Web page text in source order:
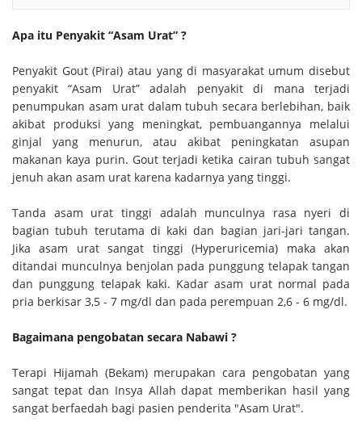
Apa itu Penyakit “Asam Urat” ?
Penyakit Gout (Pirai) atau yang di masyarakat umum disebut
penyakit “Asam Urat” adalah penyakit di mana terjadi
penumpukan asam urat dalam tubuh secara berlebihan, baik
akibat produksi yang meningkat, pembuangannya melalui
ginjal yang menurun, atau akibat peningkatan asupan
makanan kaya purin. Gout terjadi ketika cairan tubuh sangat
jenuh akan asam urat karena kadarnya yang tinggi.
Tanda asam urat tinggi adalah munculnya rasa nyeri di
bagian tubuh terutama di kaki dan bagian jari-jari tangan.
Jika asam urat sangat tinggi (Hyperuricemia) maka akan
ditandai munculnya benjolan pada punggung telapak tangan
dan punggung telapak kaki. Kadar asam urat normal pada
pria berkisar 3,5 - 7 mg/dl dan pada perempuan 2,6 - 6 mg/dl.
Bagaimana pengobatan secara Nabawi ?
Terapi Hijamah (Bekam) merupakan cara pengobatan yang
sangat tepat dan Insya Allah dapat memberikan hasil yang
sangat berfaedah bagi pasien penderita "Asam Urat".